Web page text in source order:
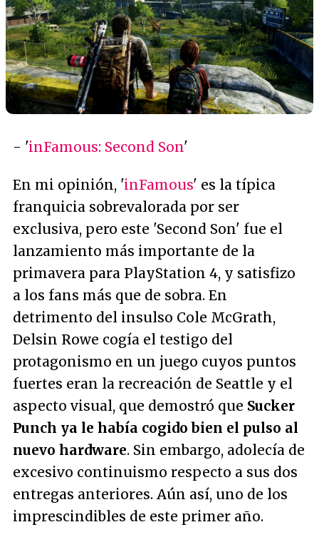
- 'inFamous: Second Son'
En mi opinión, 'inFamous' es la típica
franquicia sobrevalorada por ser
exclusiva, pero este 'Second Son' fue el
lanzamiento más importante de la
primavera para PlayStation 4, y satisfizo
a los fans más que de sobra. En
detrimento del insulso Cole McGrath,
Delsin Rowe cogía el testigo del
protagonismo en un juego cuyos puntos
fuertes eran la recreación de Seattle y el
aspecto visual, que demostró que Sucker
Punch ya le había cogido bien el pulso al
nuevo hardware. Sin embargo, adolecía de
excesivo continuismo respecto a sus dos
entregas anteriores. Aún así, uno de los
imprescindibles de este primer año.